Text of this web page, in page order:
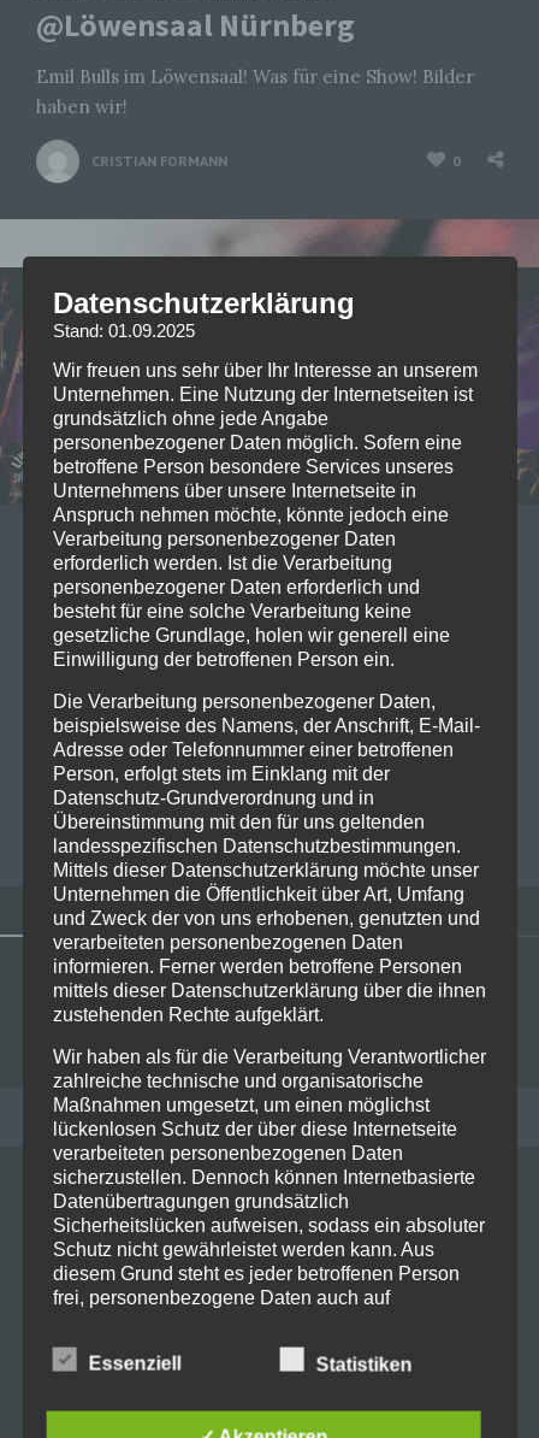
@Löwensaal Nürnberg
Emil Bulls im Löwensaal! Was für eine Show! Bilder
haben wir!
CRISTIAN FORMANN 0
18/09/2022
2022-09-16 Axel Rudi Pell
@Kaminwerk Memmingen
präsentierte sich Urgestein der Rockgeschichte Axel
Rudi Pell dem Publikum. Was für eine Show. Als
Einheizer waren Mad Max…Read more
FONSE DEMMELHUBER
RECENT POSTS
Live on Stage: 2026-07-06 Sex
Pistols @ Tollwood
Live on Stage: 2026-05-21 Russian
Datenschutzerklärung
Stand: 01.09.2025
Wir freuen uns sehr über Ihr Interesse an unserem
Unternehmen. Eine Nutzung der Internetseiten ist
grundsätzlich ohne jede Angabe
personenbezogener Daten möglich. Sofern eine
betroffene Person besondere Services unseres
Unternehmens über unsere Internetseite in
Anspruch nehmen möchte, könnte jedoch eine
Verarbeitung personenbezogener Daten
erforderlich werden. Ist die Verarbeitung
personenbezogener Daten erforderlich und
besteht für eine solche Verarbeitung keine
gesetzliche Grundlage, holen wir generell eine
Einwilligung der betroffenen Person ein.
Die Verarbeitung personenbezogener Daten,
beispielsweise des Namens, der Anschrift, E-Mail-
Adresse oder Telefonnummer einer betroffenen
Person, erfolgt stets im Einklang mit der
Datenschutz-Grundverordnung und in
Übereinstimmung mit den für uns geltenden
landesspezifischen Datenschutzbestimmungen.
Mittels dieser Datenschutzerklärung möchte unser
Unternehmen die Öffentlichkeit über Art, Umfang
und Zweck der von uns erhobenen, genutzten und
verarbeiteten personenbezogenen Daten
informieren. Ferner werden betroffene Personen
mittels dieser Datenschutzerklärung über die ihnen
zustehenden Rechte aufgeklärt.
Wir haben als für die Verarbeitung Verantwortlicher
zahlreiche technische und organisatorische
Maßnahmen umgesetzt, um einen möglichst
lückenlosen Schutz der über diese Internetseite
verarbeiteten personenbezogenen Daten
sicherzustellen. Dennoch können Internetbasierte
Datenübertragungen grundsätzlich
Sicherheitslücken aufweisen, sodass ein absoluter
Schutz nicht gewährleistet werden kann. Aus
diesem Grund steht es jeder betroffenen Person
frei, personenbezogene Daten auch auf
uns zu übermitteln.
Essenziell Statistiken